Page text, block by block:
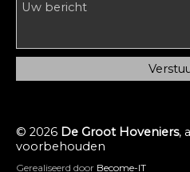
© 2026 De Groot Hoveniers,
voorbehouden
Gerealiseerd door Become-IT